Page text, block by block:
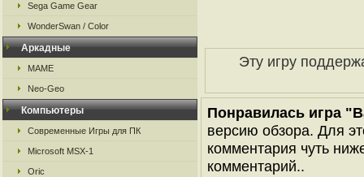
Sega Game Gear
WonderSwan / Color
Аркадные
MAME
Neo-Geo
Компьютеры
Современные Игры для ПК
Microsoft MSX-1
Oric
Эту игру
Понравилась игра
версию обзора. Для
комментария чуть
комментарий..